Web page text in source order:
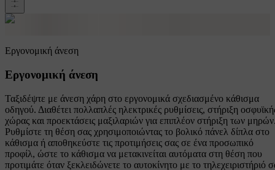
Εργονομική άνεση
Εργονομική άνεση
Ταξιδέψτε με άνεση χάρη στο εργονομικά σχεδιασμένο κάθισμα
οδηγού. Διαθέτει πολλαπλές ηλεκτρικές ρυθμίσεις, στήριξη
χώρας και προεκτάσεις μαξιλαριών για επιπλέον στήριξη των
Ρυθμίστε τη θέση σας χρησιμοποιώντας το βολικό πάνελ δίπλα στο
κάθισμα ή αποθηκεύστε τις προτιμήσεις σας σε ένα προσωπικό
προφίλ, ώστε το κάθισμα να μετακινείται αυτόματα στη θέση που
προτιμάτε όταν ξεκλειδώνετε το αυτοκίνητο με το τηλεχειριστήριό